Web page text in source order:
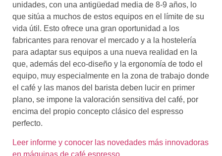
unidades, con una antigüedad media de 8-9 años, lo
que sitúa a muchos de estos equipos en el límite de su
vida útil. Esto ofrece una gran oportunidad a los
fabricantes para renovar el mercado y a la hostelería
para adaptar sus equipos a una nueva realidad en la
que, además del eco-diseño y la ergonomía de todo el
equipo, muy especialmente en la zona de trabajo donde
el café y las manos del barista deben lucir en primer
plano, se impone la valoración sensitiva del café, por
encima del propio concepto clásico del espresso
perfecto.
Leer informe y conocer las novedades más innovadoras
en máquinas de café espresso